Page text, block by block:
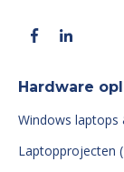
Hardware
Windows laptops
Laptopprojecten